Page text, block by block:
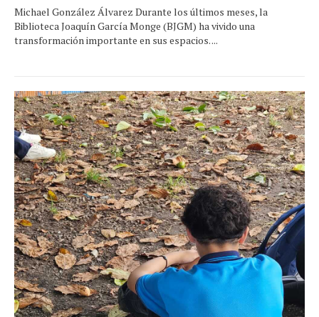
Michael González Álvarez Durante los últimos meses, la
Biblioteca Joaquín García Monge (BJGM) ha vivido una
transformación importante en sus espacios. ...